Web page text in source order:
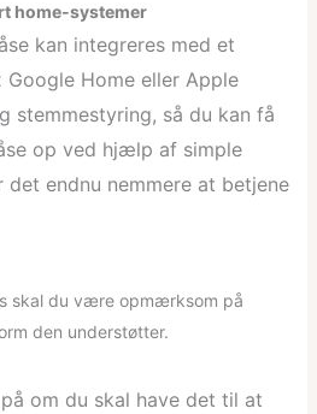
home-systemer
kan integreres med et
Home eller Apple
stemmestyring, så du kan få
op ved hjælp af simple
det endnu nemmere at betjene
skal du være opmærksom på
den understøtter.
om du skal have det til at